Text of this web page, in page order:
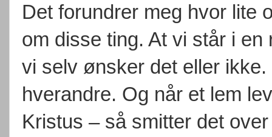
Det forundrer meg hvor lite
om disse ting. At vi står i
vi selv ønsker det eller
hverandre. Og når et lem
Kristus – så smitter det